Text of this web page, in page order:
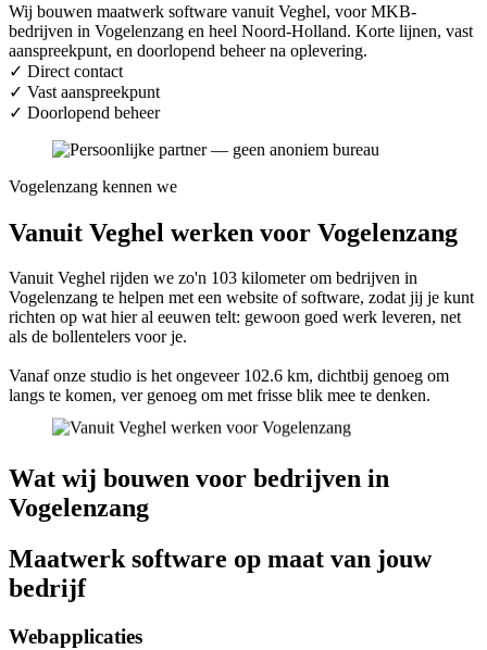
Wij bouwen maatwerk software vanuit Veghel, voor MKB-
bedrijven in Vogelenzang en heel Noord-Holland. Korte lijnen, vast
aanspreekpunt, en doorlopend beheer na oplevering.
✓ Direct contact
✓ Vast aanspreekpunt
✓ Doorlopend beheer
Vogelenzang kennen we
Vanuit Veghel werken voor Vogelenzang
Vanuit Veghel rijden we zo'n 103 kilometer om bedrijven in
Vogelenzang te helpen met een website of software, zodat jij je kunt
richten op wat hier al eeuwen telt: gewoon goed werk leveren, net
als de bollentelers voor je.
Vanaf onze studio is het ongeveer 102.6 km, dichtbij genoeg om
langs te komen, ver genoeg om met frisse blik mee te denken.
Wat wij bouwen voor bedrijven in
Vogelenzang
Maatwerk software op maat van jouw
bedrijf
Webapplicaties